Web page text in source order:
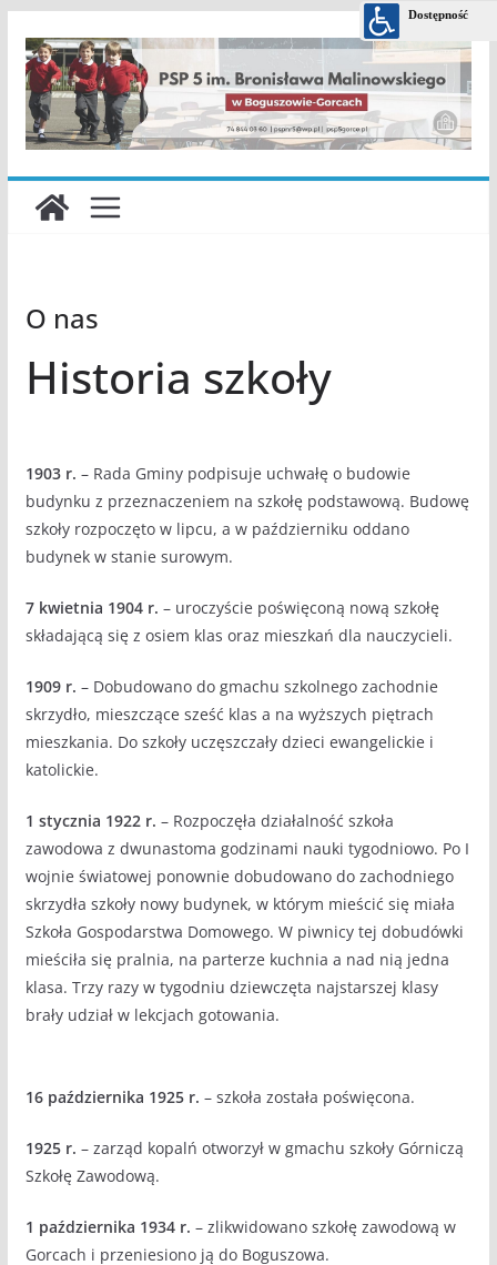
treści
O nas
Historia szkoły
1903 r. – Rada Gminy podpisuje uchwałę o budowie
budynku z przeznaczeniem na szkołę podstawową. Budowę
szkoły rozpoczęto w lipcu, a w październiku oddano
budynek w stanie surowym.
7 kwietnia 1904 r. – uroczyście poświęconą nową szkołę
składającą się z osiem klas oraz mieszkań dla nauczycieli.
1909 r. – Dobudowano do gmachu szkolnego zachodnie
skrzydło, mieszczące sześć klas a na wyższych piętrach
mieszkania. Do szkoły uczęszczały dzieci ewangelickie i
katolickie.
1 stycznia 1922 r. – Rozpoczęła działalność szkoła
zawodowa z dwunastoma godzinami nauki tygodniowo. Po I
wojnie światowej ponownie dobudowano do zachodniego
skrzydła szkoły nowy budynek, w którym mieścić się miała
Szkoła Gospodarstwa Domowego. W piwnicy tej dobudówki
mieściła się pralnia, na parterze kuchnia a nad nią jedna
klasa. Trzy razy w tygodniu dziewczęta najstarszej klasy
brały udział w lekcjach gotowania.
16 października 1925 r. – szkoła została poświęcona.
1925 r. – zarząd kopalń otworzył w gmachu szkoły Górniczą
Szkołę Zawodową.
1 października 1934 r. – zlikwidowano szkołę zawodową w
Gorcach i przeniesiono ją do Boguszowa.